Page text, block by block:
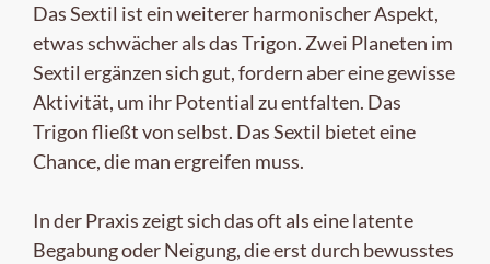
Das Sextil ist ein weiterer harmonischer Aspekt,
etwas schwächer als das Trigon. Zwei Planeten im
Sextil ergänzen sich gut, fordern aber eine gewisse
Aktivität, um ihr Potential zu entfalten. Das
Trigon fließt von selbst. Das Sextil bietet eine
Chance, die man ergreifen muss.
In der Praxis zeigt sich das oft als eine latente
Begabung oder Neigung, die erst durch bewusstes